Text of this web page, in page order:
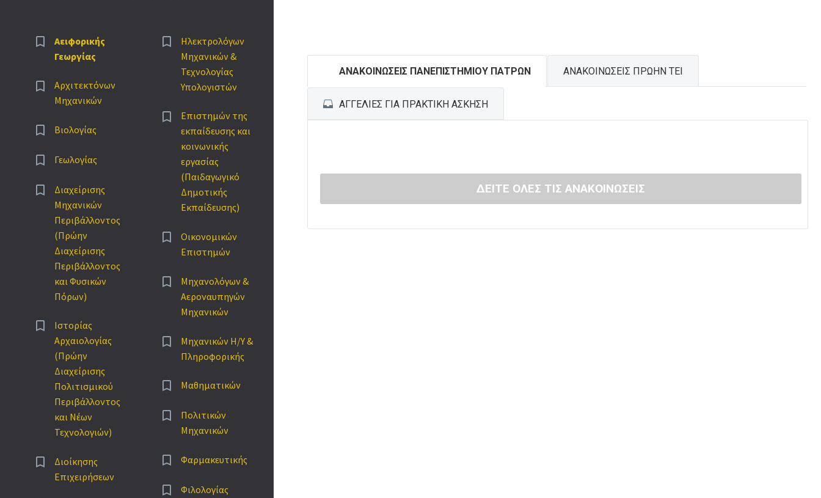


Αειφορικής
Γεωργίας


Αρχιτεκτόνων
Μηχανικών

 Βιολογίας

 Γεωλογίας


Διαχείρισης
Μηχανικών
Περιβάλλοντος
(Πρώην
Διαχείρισης
Περιβάλλοντος
και Φυσικών
Πόρων)


Ιστορίας
Αρχαιολογίας
(Πρώην
Διαχείρισης
Πολιτισμικού
Περιβάλλοντος
και Νέων
Τεχνολογιών)


Διοίκησης
Επιχειρήσεων


Ηλεκτρολόγων
Μηχανικών &
Τεχνολογίας
Υπολογιστών


Επιστημών της
εκπαίδευσης και
κοινωνικής
εργασίας
(Παιδαγωγικό
Δημοτικής
Εκπαίδευσης)


Οικονομικών
Επιστημών


Μηχανολόγων &
Αεροναυπηγών
Μηχανικών


Μηχανικών Η/Υ &
Πληροφορικής

 Μαθηματικών


Πολιτικών
Μηχανικών

 Φαρμακευτικής

 Φιλολογίας
ΑΝΑΚΟΙΝΩΣΕΙΣ ΠΑΝΕΠΙΣΤΗΜΙΟΥ ΠΑΤΡΩΝ ΑΝΑΚΟΙΝΩΣΕΙΣ ΠΡΩΗΝ ΤΕΙ
ΑΓΓΕΛΙΕΣ ΓΙΑ ΠΡΑΚΤΙΚΗ ΑΣΚΗΣΗ
ΔΕΙΤΕ ΟΛΕΣ ΤΙΣ ΑΝΑΚΟΙΝΩΣΕΙΣ